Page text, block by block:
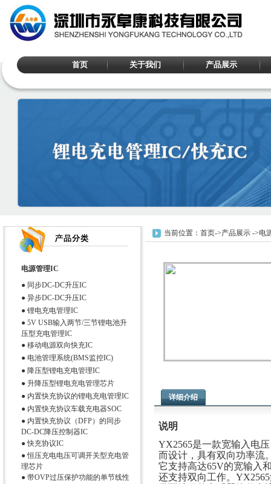
首页 关于我们 产品展示
电源管理IC
● 同步DC-DC升压IC
● 异步DC-DC升压IC
● 锂电充电管理IC
● 5V USB输入两节/三节锂电池升
压型充电管理IC
● 移动电源双向快充IC
● 电池管理系统(BMS监控IC)
● 降压型锂电充电管理IC
● 升降压型锂电充电管理芯片
● 内置快充协议的锂电充电管理IC
● 内置快充协议车载充电器SOC
● 内置快充协议（DFP）的同步
DC-DC降压控制器IC
● 快充协议IC
● 恒压充电电压可调开关型充电管
理芯片
● 带OVP过压保护功能的单节线性
当前位置： 首页->产品展示 ->电
详细介绍
说明
YX2565是一款宽输入电
而设计，具有双向功率流
它支持高达65V的宽输入
还支持双向工作。